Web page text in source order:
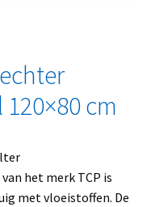
cm
het merk TCP is
met vloeistoffen. De